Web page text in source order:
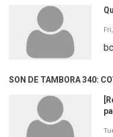
SON DE TAMBORA 340: